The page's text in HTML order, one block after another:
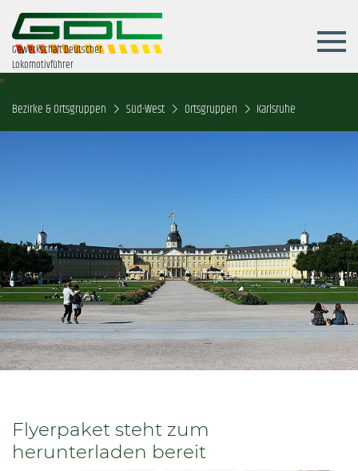
Gewerkschaft Deutscher
Lokomotivführer
Bezirke & Ortsgruppen Süd-West Ortsgruppen Karlsruhe
Flyerpaket steht zum
herunterladen bereit